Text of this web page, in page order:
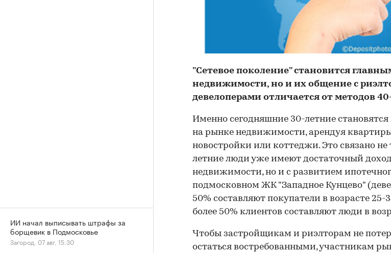
"Сетевое поколение" становится
недвижимости, но и их общение с
девелоперами отличается от методов
Именно сегодняшние 30-летние
на рынке недвижимости, арендуя
новостройки или коттеджи. Это связано не
летние люди уже имеют достаточный
недвижимости, но и с развитием
подмосковном ЖК "Западное Кунцево"
50% составляют покупатели в возрасте 25-
более 50% клиентов составляют люди в
Чтобы застройщикам и риэлторам не
остаться востребованными, участникам
ИИ начал выписывать штрафы за
борщевик в Подмосковье
Загород, 07 авг, 15:30